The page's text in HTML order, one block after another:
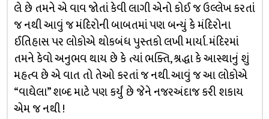
લે છે તમને એ વાવ જોતાં કેવી લાગી એનો કોઈ જ ઉલ્લેખ કરતાં
જ નથી આવું જ મંદિરોની બાબતમાં પણ બન્યું કે મંદિરોના
ઈતિહાસ પર લોકોએ થોકબંધ પુસ્તકો લખી માર્યા. મંદિરમાં
તમને કેવો અનુભવ થાય છે કે ત્યાં ભક્તિ, શ્રદ્ધા કે આસ્થાનું શું
મહત્વ છે એ વાત તો તેઓ કરતાં જ નથી. આવું જ આ લોકોએ
“વાઘેલા” શબ્દ માટે પણ કર્યું છે જેને નજરઅંદાજ કરી શકાય
એમ જ નથી !